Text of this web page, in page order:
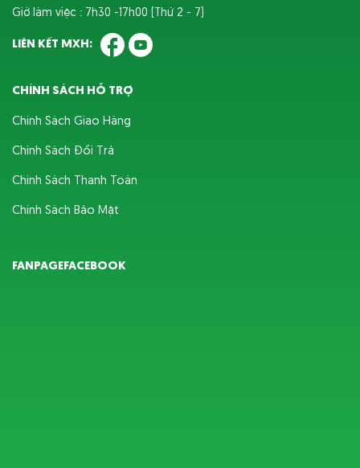
Giờ làm việc : 7h30 -17h00 (Thứ 2 - 7)
LIÊN KẾT MXH:
CHÍNH SÁCH HỖ TRỢ
Chính Sách Giao Hàng
Chính Sách Đổi Trả
Chính Sách Thanh Toán
Chính Sách Bảo Mật
FANPAGEFACEBOOK